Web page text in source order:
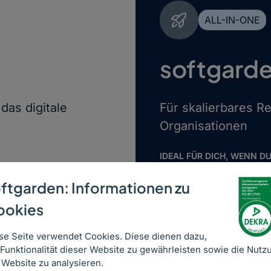
Informationen zu
Seite verwendet Cookies. Diese dienen dazu,
dieser Website zu gewährleisten sowie die
zu analysieren.
digitale
willst
möchtest
ALL-IN-ONE
Für skalierbares
Organisationen
IDEAL FÜR DICH, WENN DU
mehrere Standorte
Recruiting zentral
DAS BRINGT DIR ALL-